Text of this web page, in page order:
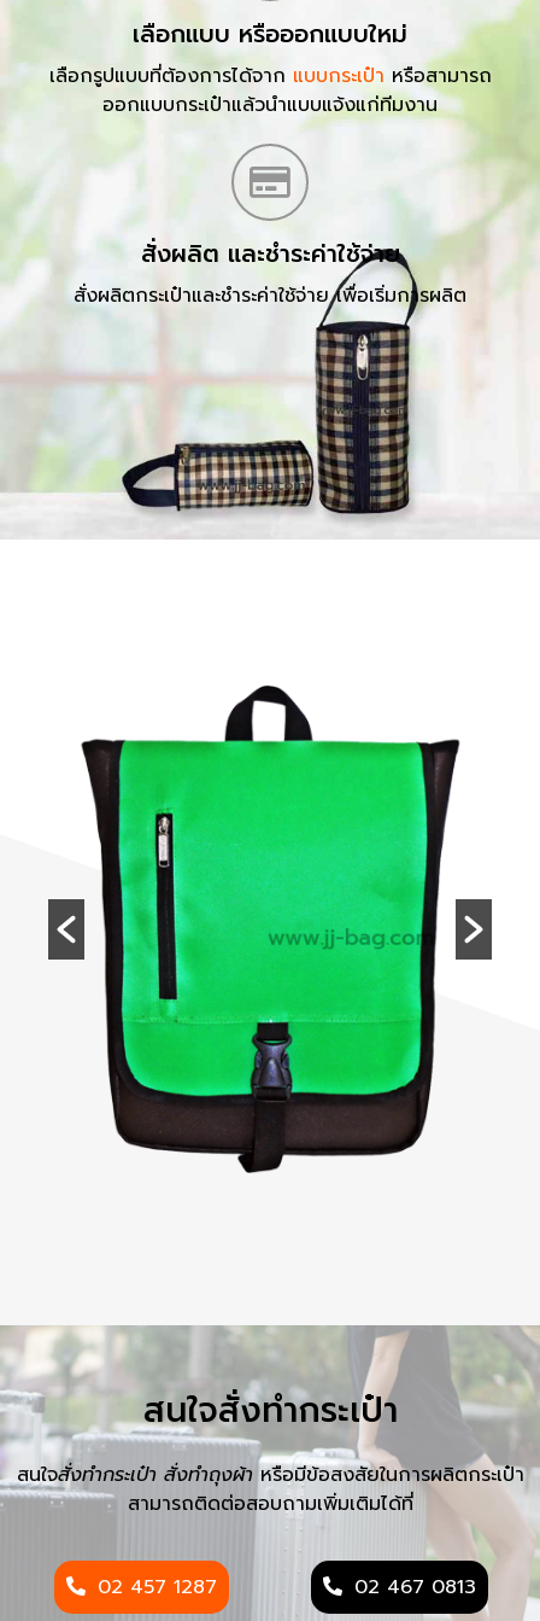
เลือกแบบ หรือออกแบบใหม่
เลือกรูปแบบที่ต้องการได้จาก แบบกระเป๋า หรือสามารถ
ออกแบบกระเป๋าแล้วนำแบบแจ้งแก่ทีมงาน
สั่งผลิต และชำระค่าใช้จ่าย
สั่งผลิตกระเป๋าและชำระค่าใช้จ่าย เพื่อเริ่มการผลิต
สนใจสั่งทำกระเป๋า
สนใจสั่งทำกระเป๋า สั่งทำถุงผ้า หรือมีข้อสงสัยในการผลิตกระเป๋า
สามารถติดต่อสอบถามเพิ่มเติมได้ที่
02 457 1287 02 467 0813